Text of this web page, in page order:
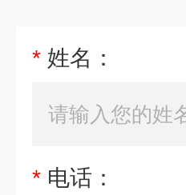
* 姓名：
* 电话：